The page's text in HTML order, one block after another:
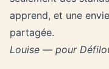
apprend, et une
partagée.
Louise — pour